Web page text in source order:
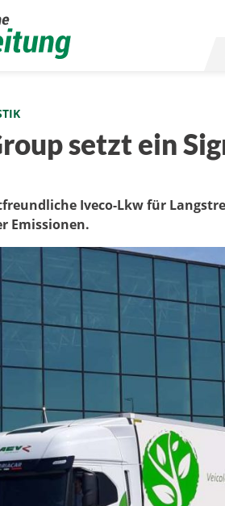
setzt ein
Iveco-Lkw für
Emissionen.